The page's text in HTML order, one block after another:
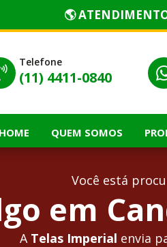
🌎
Telefone
(11) 4411-0840
HOME QUEM SOMOS
Você está
em
A Telas Imperial envia